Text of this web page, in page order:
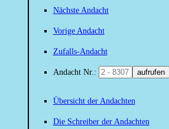
Nächste Andacht
Vorige Andacht
Zufalls-Andacht
Andacht Nr.: aufrufen
Übersicht der Andachten
Die Schreiber der Andachten